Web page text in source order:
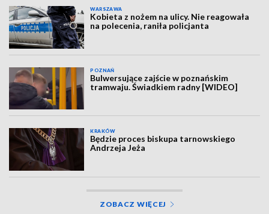
WARSZAWA
Kobieta z nożem na ulicy. Nie reagowała
na polecenia, raniła policjanta
POZNAŃ
Bulwersujące zajście w poznańskim
tramwaju. Świadkiem radny [WIDEO]
KRAKÓW
Będzie proces biskupa tarnowskiego
Andrzeja Jeża
ZOBACZ WIĘCEJ